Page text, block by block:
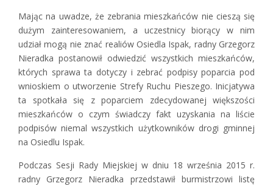
Mając na uwadze, że zebrania mieszkańców nie cieszą się
dużym zainteresowaniem, a uczestnicy biorący w nim
udział mogą nie znać realiów Osiedla Ispak, radny Grzegorz
Nieradka postanowił odwiedzić wszystkich mieszkańców,
których sprawa ta dotyczy i zebrać podpisy poparcia pod
wnioskiem o utworzenie Strefy Ruchu Pieszego. Inicjatywa
ta spotkała się z poparciem zdecydowanej większości
mieszkańców o czym świadczy fakt uzyskania na liście
podpisów niemal wszystkich użytkowników drogi gminnej
na Osiedlu Ispak.
Podczas Sesji Rady Miejskiej w dniu 18 września 2015 r.
radny Grzegorz Nieradka przedstawił burmistrzowi listę